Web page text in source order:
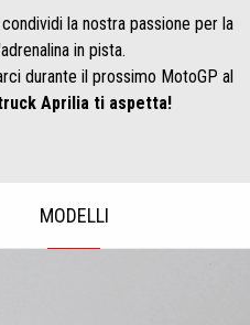
la nostra passione per la
in pista.
durante il prossimo MotoGP al
Aprilia ti aspetta!
MODELLI